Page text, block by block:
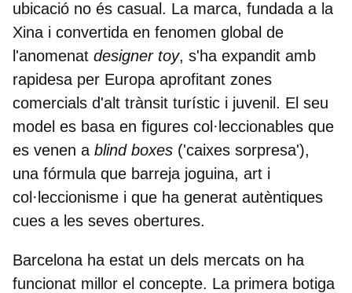
ubicació no és casual. La marca, fundada a la
Xina i convertida en fenomen global de
l'anomenat designer toy, s'ha expandit amb
rapidesa per Europa aprofitant zones
comercials d'alt trànsit turístic i juvenil. El seu
model es basa en figures col·leccionables que
es venen a blind boxes ('caixes sorpresa'),
una fórmula que barreja joguina, art i
col·leccionisme i que ha generat autèntiques
cues a les seves obertures.
Barcelona ha estat un dels mercats on ha
funcionat millor el concepte. La primera botiga